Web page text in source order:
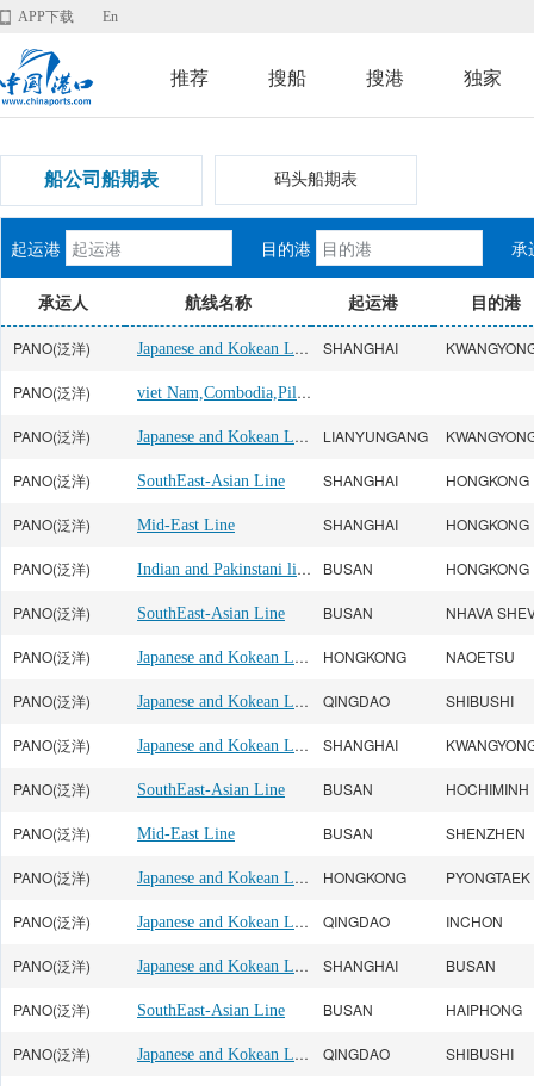
APP下载 En
推荐 搜船 搜港 独家
船公司船期表 码头船期表
起运港 目的港 承
承运人 航线名称 起运港 目的港
PANO(泛洋) Japanese and Kokean Line SHANGHAI
PANO(泛洋) viet Nam,Combodia,Pilippine
PANO(泛洋) Japanese and Kokean Line LIANYUNGANG
PANO(泛洋) SouthEast-Asian Line SHANGHAI HONGKONG
PANO(泛洋) Mid-East Line SHANGHAI HONGKONG
PANO(泛洋) Indian and Pakinstani line BUSAN HONGKONG
PANO(泛洋) SouthEast-Asian Line BUSAN NHAVA
PANO(泛洋) Japanese and Kokean Line HONGKONG NAOETSU
PANO(泛洋) Japanese and Kokean Line QINGDAO SHIBUSHI
PANO(泛洋) Japanese and Kokean Line SHANGHAI
PANO(泛洋) SouthEast-Asian Line BUSAN HOCHIMINH
PANO(泛洋) Mid-East Line BUSAN
PANO(泛洋) Japanese and Kokean Line HONGKONG PYONGTAEK
PANO(泛洋) Japanese and Kokean Line QINGDAO INCHON
PANO(泛洋) Japanese and Kokean Line SHANGHAI BUSAN
PANO(泛洋) SouthEast-Asian Line BUSAN HAIPHONG
PANO(泛洋) Japanese and Kokean Line QINGDAO SHIBUSHI